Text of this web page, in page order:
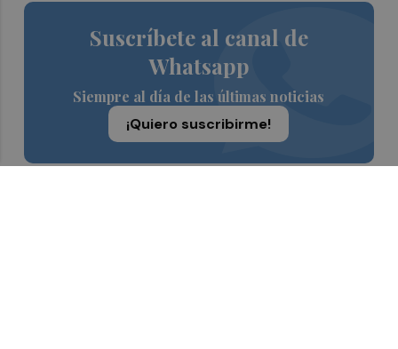
Suscríbete al canal de
Whatsapp
Siempre al día de las últimas noticias
¡Quiero suscribirme!